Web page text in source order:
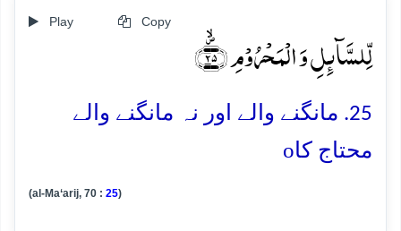
Play Copy
لِّلسَّآئِلِ وَ الۡمَحۡرُوۡمِ ﴿۪ۙ۲۵﴾
25. مانگنے والے اور نہ مانگنے والے
محتاج کاo
(al-Ma‘arij, 70 : 25)